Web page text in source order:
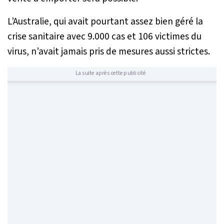
L’Australie, qui avait pourtant assez bien géré la
crise sanitaire avec 9.000 cas et 106 victimes du
virus, n’avait jamais pris de mesures aussi strictes.
La suite après cette publicité